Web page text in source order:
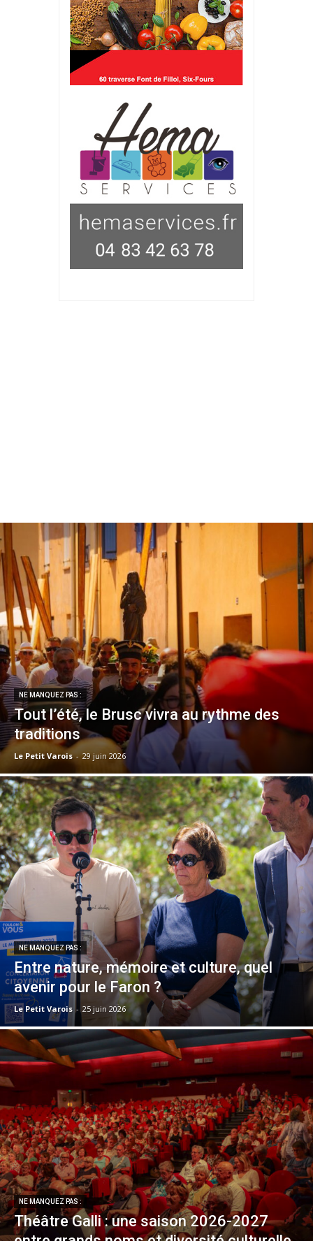
NE MANQUEZ PAS :
Tout l’été, le Brusc vivra au rythme des
traditions
Le Petit Varois - 29 juin 2026
NE MANQUEZ PAS :
Entre nature, mémoire et culture, quel
avenir pour le Faron ?
Le Petit Varois - 25 juin 2026
NE MANQUEZ PAS :
Théâtre Galli : une saison 2026-2027